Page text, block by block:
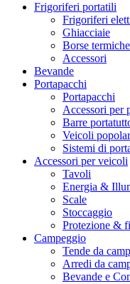
Frigoriferi portatili
Frigoriferi
Ghiacciaie
Borse termiche
Accessori
Bevande
Portapacchi
Portapacchi
Accessori per
Barre
Veicoli
Sistemi di
Accessori per veicoli
Tavoli
Energia &
Scale
Stoccaggio
Protezione &
Campeggio
Tende da
Arredi da
Bevande e